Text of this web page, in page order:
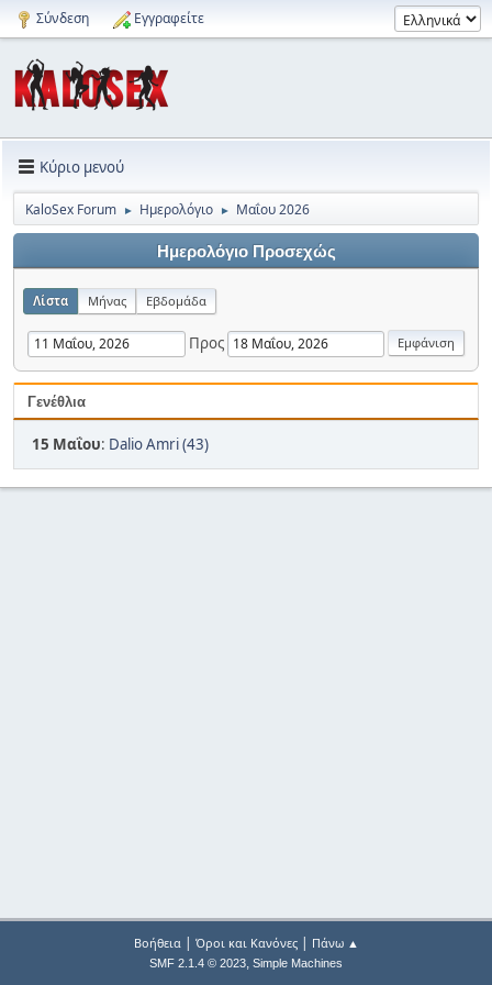
Σύνδεση Εγγραφείτε
Κύριο μενού
KaloSex Forum ► Ημερολόγιο ► Μαΐου 2026
Ημερολόγιο Προσεχώς
Λίστα Μήνας Εβδομάδα
Προς
Γενέθλια
15 Μαΐου: Dalio Amri (43)
Βοήθεια| Όροι και Κανόνες| Πάνω ▲
SMF 2.1.4 © 2023, Simple Machines